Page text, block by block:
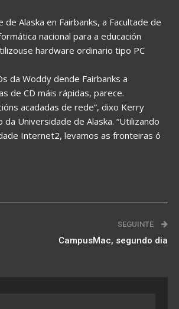
Alaska en Fairbanks, a Facultade de
nacional para a educación
hardware ordinario tipo PC
da Woddy dende Fairbanks a
de CD máis rápidas, parece.
acadadas de rede”, dixo Kerry
Universidade de Alaska. “Utilizando
Internet2, levamos as fronteiras ó
SEGUINTE
CampusMac, segundo dia